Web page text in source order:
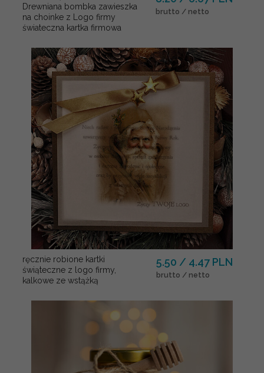
Drewniana bombka zawieszka
na choinke z Logo firmy
świateczna kartka firmowa
brutto / netto
ręcznie robione kartki
świąteczne z logo firmy,
kalkowe ze wstążką
5.50 / 4.47 PLN
brutto / netto